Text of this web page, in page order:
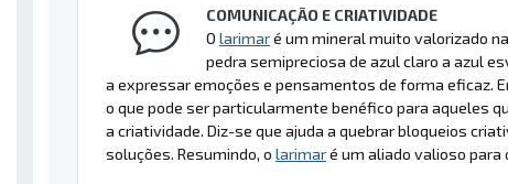
COMUNICAÇÃO E CRIATIVIDADE
O larimaré um mineral muito valorizado
pedra semipreciosa de azul claro a azul
a expressar emoções e pensamentos de forma eficaz.
o que pode ser particularmente benéfico para aqueles
a criatividade. Diz-se que ajuda a quebrar bloqueios
soluções. Resumindo, o larimaré um aliado valioso para